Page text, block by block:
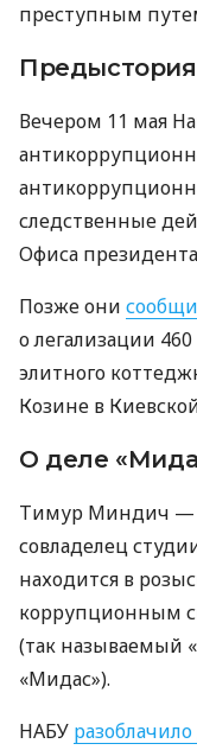
преступным
Предыстория
Вечером 11 мая
следственные
Офиса
Позже они
о легализации
элитного
Козине в
О деле
Тимур Миндич —
совладелец
находится в
коррупционным
(так называемый
«Мидас»).
НАБУ